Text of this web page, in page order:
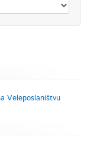
Veleposlaništvu